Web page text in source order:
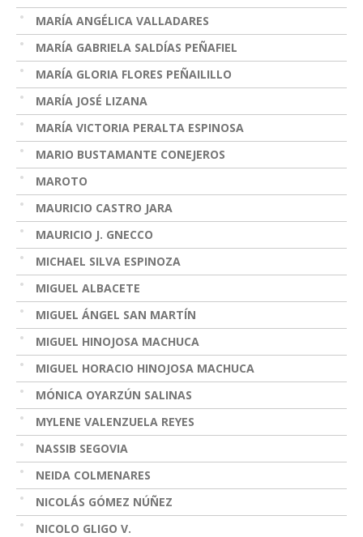
MARÍA ANGÉLICA VALLADARES
MARÍA GABRIELA SALDÍAS PEÑAFIEL
MARÍA GLORIA FLORES PEÑAILILLO
MARÍA JOSÉ LIZANA
MARÍA VICTORIA PERALTA ESPINOSA
MARIO BUSTAMANTE CONEJEROS
MAROTO
MAURICIO CASTRO JARA
MAURICIO J. GNECCO
MICHAEL SILVA ESPINOZA
MIGUEL ALBACETE
MIGUEL ÁNGEL SAN MARTÍN
MIGUEL HINOJOSA MACHUCA
MIGUEL HORACIO HINOJOSA MACHUCA
MÓNICA OYARZÚN SALINAS
MYLENE VALENZUELA REYES
NASSIB SEGOVIA
NEIDA COLMENARES
NICOLÁS GÓMEZ NÚÑEZ
NICOLO GLIGO V.